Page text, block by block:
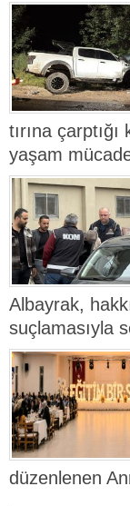
tırına
yaşam
Albayrak,
suçlamasıyla
düzenlenen